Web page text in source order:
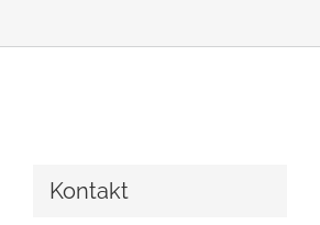
Kontakt